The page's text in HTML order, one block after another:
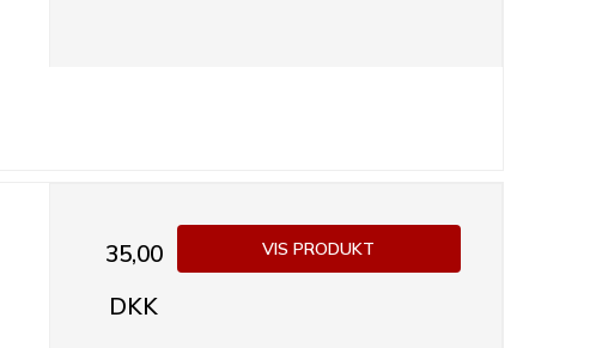
35,00
DKK
VIS PRODUKT